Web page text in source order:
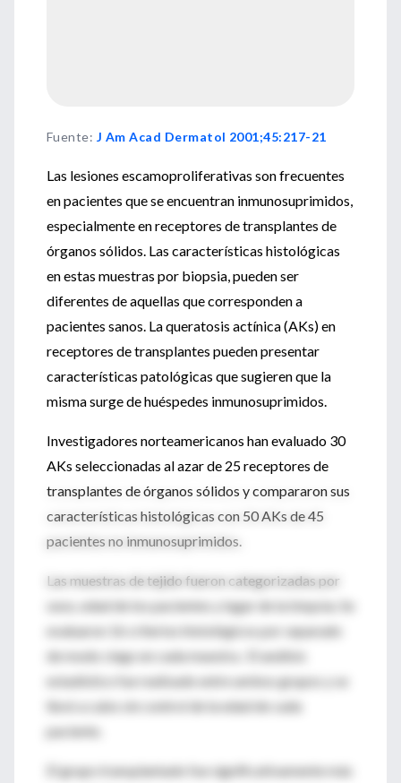
Fuente: J Am Acad Dermatol 2001;45:217-21
Las lesiones escamoproliferativas son frecuentes
en pacientes que se encuentran inmunosuprimidos,
especialmente en receptores de transplantes de
órganos sólidos. Las características histológicas
en estas muestras por biopsia, pueden ser
diferentes de aquellas que corresponden a
pacientes sanos. La queratosis actínica (AKs) en
receptores de transplantes pueden presentar
características patológicas que sugieren que la
misma surge de huéspedes inmunosuprimidos.
Investigadores norteamericanos han evaluado 30
AKs seleccionadas al azar de 25 receptores de
transplantes de órganos sólidos y compararon sus
características histológicas con 50 AKs de 45
pacientes no inmunosuprimidos.
Las muestras de tejido fueron categorizadas por
sexo, edad de los pacientes y lugar de la biopsia. Se
evaluaron 16 criterios histológicos por separado
de modo ciego en cada muestra. El análisis
estadístico fue realizado entre ambos grupos y se
llevó a cabo sin control de la edad de cada
paciente.
El grupo transplantado fue significativamente más